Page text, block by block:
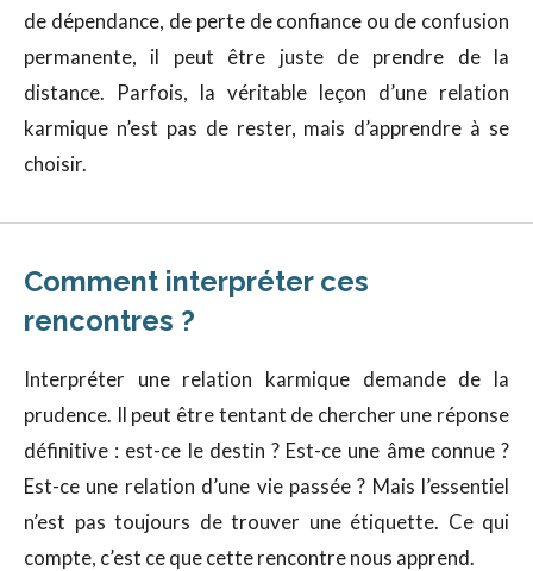
de dépendance, de perte de confiance ou de confusion
permanente, il peut être juste de prendre de la
distance. Parfois, la véritable leçon d’une relation
karmique n’est pas de rester, mais d’apprendre à se
choisir.
Comment interpréter ces
rencontres ?
Interpréter une relation karmique demande de la
prudence. Il peut être tentant de chercher une réponse
définitive : est-ce le destin ? Est-ce une âme connue ?
Est-ce une relation d’une vie passée ? Mais l’essentiel
n’est pas toujours de trouver une étiquette. Ce qui
compte, c’est ce que cette rencontre nous apprend.